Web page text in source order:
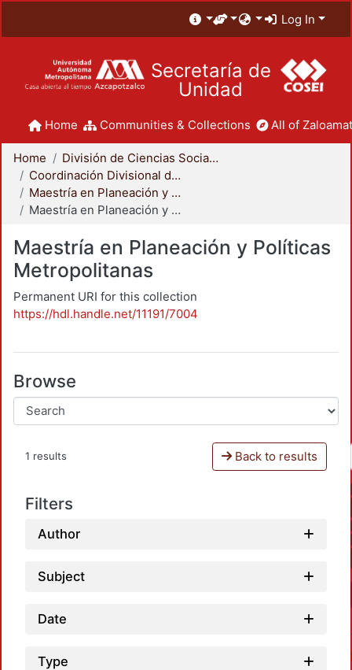
Log In
Secretaría de
Unidad
Home Communities & Collections All of
Home
División de Ciencias Sociales y Humanidades
Coordinación Divisional de Posgrado
Maestría en Planeación y Políticas Metropolitanas
Maestría en Planeación y Políticas Metropolitanas
Maestría en Planeación y Políticas
Metropolitanas
Permanent URI for this collection
https://hdl.handle.net/11191/7004
Browse
1 results Back to results
Filters
Author
Subject
Date
Type